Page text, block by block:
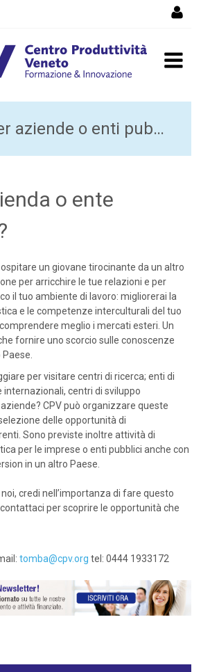
da altri paesi e
Attività per aziende o enti pubbici
o ente
un giovane tirocinante da un altro
per arricchire le tue relazioni e per
il tuo ambiente di lavoro: migliorerai la
e le competenze interculturali del tuo
meglio i mercati esteri. Un
fornire uno scorcio sulle conoscenze
per visitare centri di ricerca; enti di
centri di sviluppo
CPV può organizzare queste
delle opportunità di
Sono previste inoltre attività di
per le imprese o enti pubblici anche con
in un altro Paese.
credi nell’importanza di fare questo
per scoprire le opportunità che
tomba@cpv.org tel: 0444 1933172